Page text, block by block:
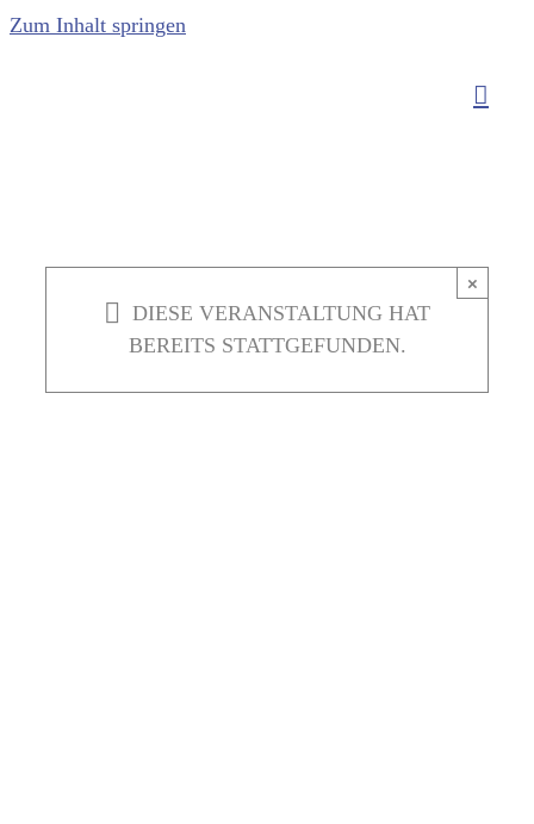
Zum Inhalt springen
DIESE VERANSTALTUNG HAT
BEREITS STATTGEFUNDEN.
×